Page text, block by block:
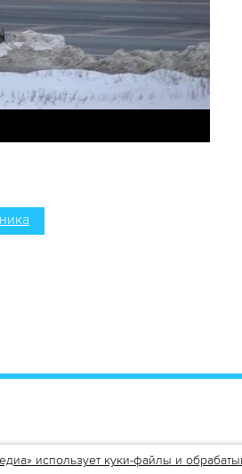
авторизоваться
использует куки-файлы и